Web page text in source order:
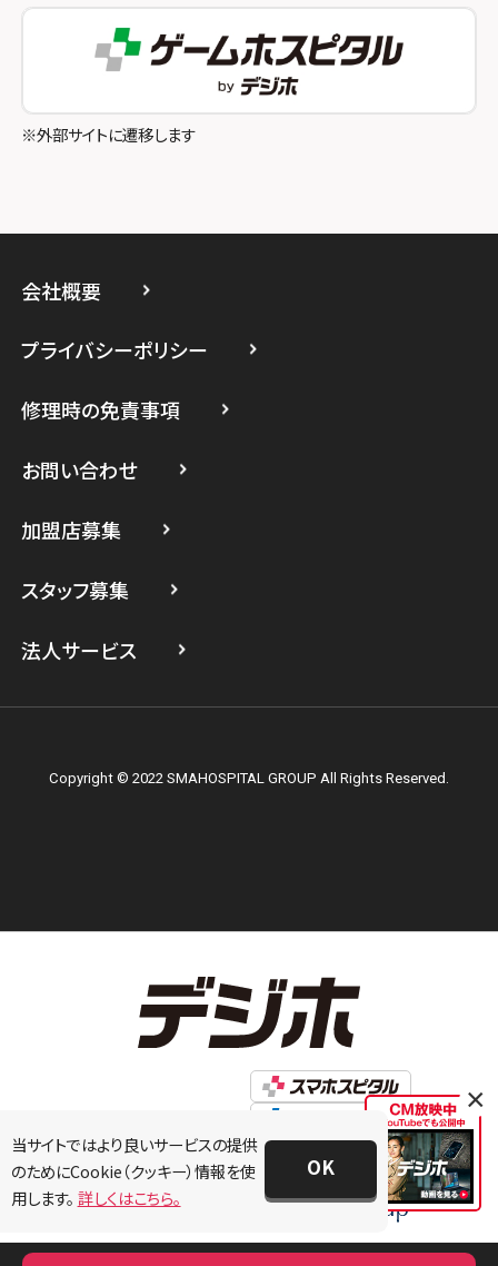
スマホスピタル町田
スマホスピタル吉祥寺
スマホスピタル立川
スマホスピタル たまプラーザ駅前
スマホスピタル 登戸・向ヶ丘遊園
スマホスピタル 武蔵小杉
スマホスピタル テルル上大岡
※外部サイトに遷移します
会社概要
プライバシーポリシー
修理時の免責事項
お問い合わせ
加盟店募集
スタッフ募集
法人サービス
Copyright © 2022 SMAHOSPITAL GROUP All Rights Reserved.
×
当サイトではより良いサービスの提供
のためにCookie（クッキー）情報を使
用します。 詳しくはこちら。
OK